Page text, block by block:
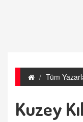
Tüm
Kuzey